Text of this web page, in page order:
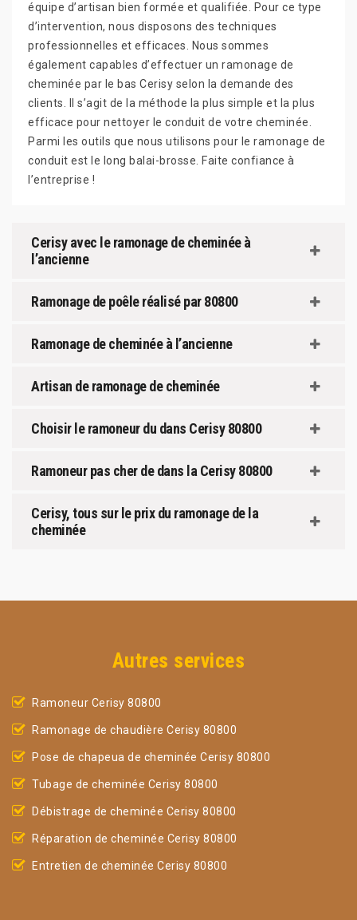
équipe d’artisan bien formée et qualifiée. Pour ce type
d’intervention, nous disposons des techniques
professionnelles et efficaces. Nous sommes
également capables d’effectuer un ramonage de
cheminée par le bas Cerisy selon la demande des
clients. Il s’agit de la méthode la plus simple et la plus
efficace pour nettoyer le conduit de votre cheminée.
Parmi les outils que nous utilisons pour le ramonage de
conduit est le long balai-brosse. Faite confiance à
l’entreprise !
Cerisy avec le ramonage de cheminée à
l’ancienne
Ramonage de poêle réalisé par 80800
Ramonage de cheminée à l’ancienne
Artisan de ramonage de cheminée
Choisir le ramoneur du dans Cerisy 80800
Ramoneur pas cher de dans la Cerisy 80800
Cerisy, tous sur le prix du ramonage de la
cheminée
Autres services
Ramoneur Cerisy 80800
Ramonage de chaudière Cerisy 80800
Pose de chapeua de cheminée Cerisy 80800
Tubage de cheminée Cerisy 80800
Débistrage de cheminée Cerisy 80800
Réparation de cheminée Cerisy 80800
Entretien de cheminée Cerisy 80800